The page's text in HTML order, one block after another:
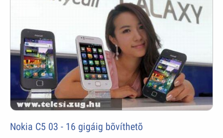
Nokia C5 03 - 16 gigáig bõvíthetõ